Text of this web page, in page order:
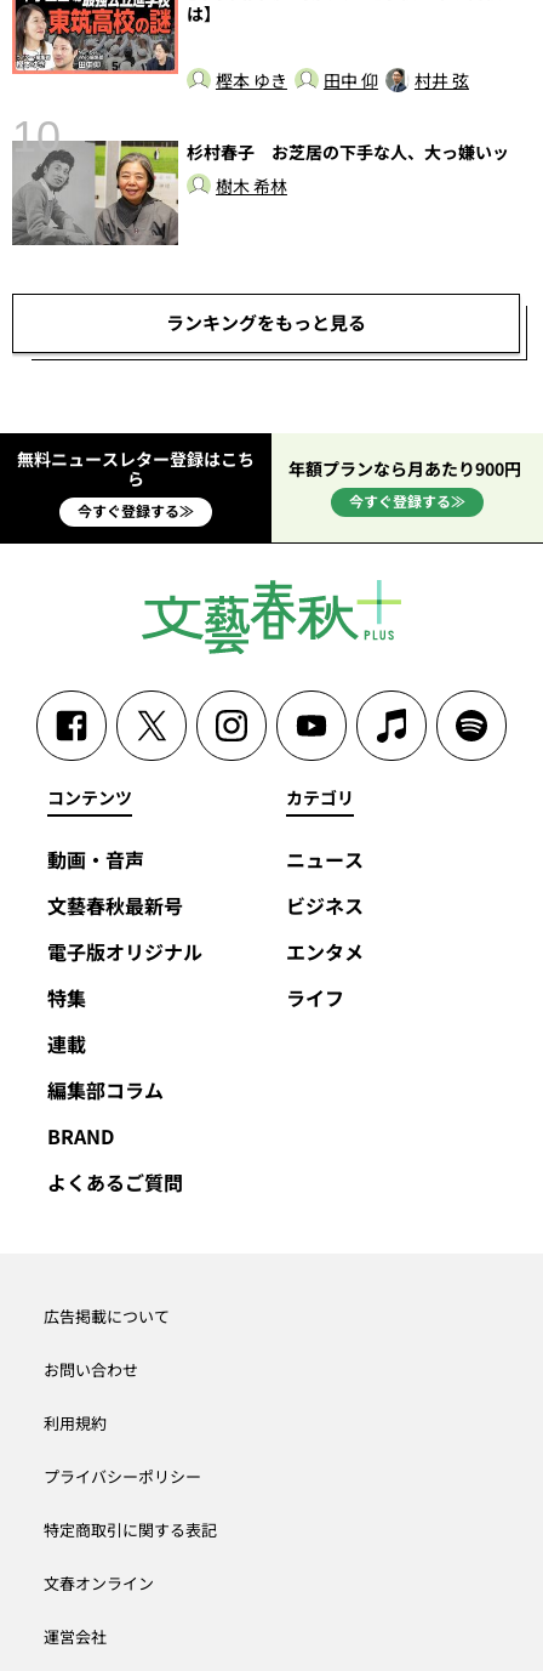
は】
樫本 ゆき 田中 仰 村井 弦
10
杉村春子 お芝居の下手な人、大っ嫌いッ
樹木 希林
ランキングをもっと見る
無料ニュースレター登録はこち
ら
今すぐ登録する≫
年額プランなら月あたり900円
今すぐ登録する≫
コンテンツ
動画・音声
文藝春秋最新号
電子版オリジナル
特集
連載
編集部コラム
BRAND
よくあるご質問
カテゴリ
ニュース
ビジネス
エンタメ
ライフ
広告掲載について
お問い合わせ
利用規約
プライバシーポリシー
特定商取引に関する表記
文春オンライン
運営会社